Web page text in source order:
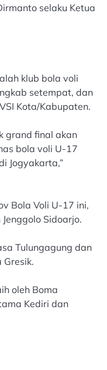
selaku Ketua
klub bola voli
setempat, dan
Kota/Kabupaten.
grand final akan
bola voli U-17
Jogyakarta,”
Bola Voli U-17 ini,
Sidoarjo.
Tulungagung dan
Gresik.
oleh Boma
Kediri dan